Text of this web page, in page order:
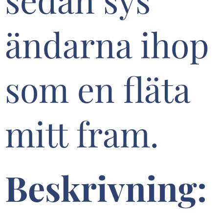
ändarna ihop
som en fläta
mitt fram.
Beskrivning: